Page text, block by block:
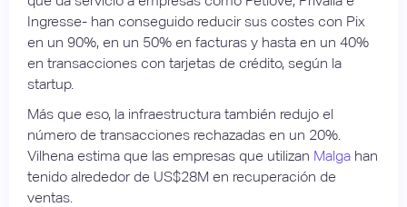
Ingresse- han conseguido reducir sus costes con Pix
en un 90%, en un 50% en facturas y hasta en un 40%
en transacciones con tarjetas de crédito, según la
startup.
Más que eso, la infraestructura también redujo el
número de transacciones rechazadas en un 20%.
Vilhena estima que las empresas que utilizan Malga han
tenido alrededor de US$28M en recuperación de
ventas.